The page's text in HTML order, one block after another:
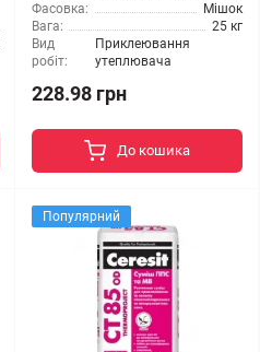
Фасовка:
Мішок
Вага:
25 кг
Вид
робіт:
Приклеювання
утеплювача
228.98 грн
До кошика
Популярний